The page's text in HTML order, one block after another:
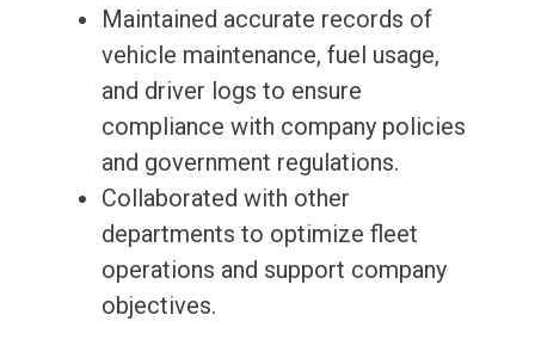
Maintained accurate records of
vehicle maintenance, fuel usage,
and driver logs to ensure
compliance with company policies
and government regulations.
Collaborated with other
departments to optimize fleet
operations and support company
objectives.